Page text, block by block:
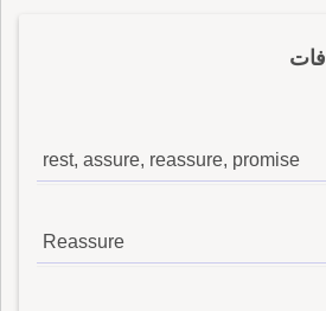
rest, assure, reassure, promise
Reassure